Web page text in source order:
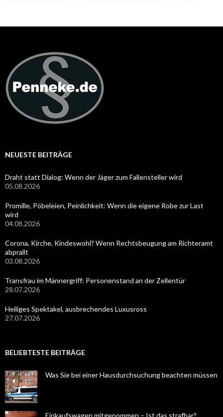
NEUESTE BEITRÄGE
Draht statt Dialog: Wenn der Jäger zum Fallensteller wird
05.08.2026
Promille, Pöbeleien, Peinlichkeit: Wenn die eigene Robe zur Last
wird
04.08.2026
Corona, Kirche, Kindeswohl? Wenn Rechtsbeugung am Richteramt
abprallt
03.08.2026
Transfrau im Männergriff: Personenstand an der Zellentür
28.07.2026
Heiliges Spektakel, ausbrechendes Luxusross
27.07.2026
BELIEBTESTE BEITRÄGE
Was Sie bei einer Hausdurchsuchung beachten müssen
Einkaufswagen mitgenommen – Ist das strafbar?